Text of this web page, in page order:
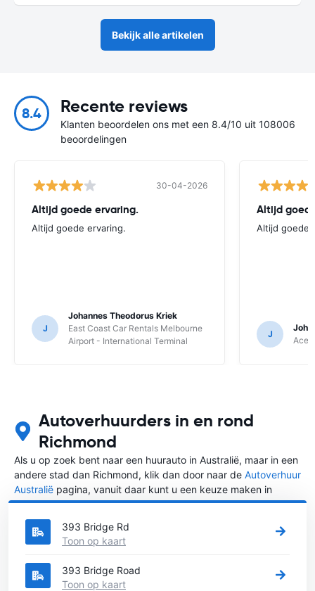
Bekijk alle artikelen
8.4 Recente reviews
Klanten beoordelen ons met een 8.4/10 uit 108006
beoordelingen
30-04-2026
Altijd goede ervaring.
Altijd goede ervaring.
J
Johannes Theodorus Kriek
East Coast Car Rentals Melbourne
Airport - International Terminal
Altijd
Altijd goede
J
Ace
Autoverhuurders in en rond
Richmond
Als u op zoek bent naar een huurauto in Australië, maar in een
andere stad dan Richmond, klik dan door naar de Autoverhuur
Australië pagina, vanuit daar kunt u een keuze maken in
welke stad in Australië u een auto huren wilt.
393 Bridge Rd
Toon op kaart
393 Bridge Road
Toon op kaart